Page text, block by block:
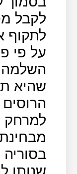
לקבל
לתקוף
על פי
השלמה
שהיא
למרחק של
שנותן